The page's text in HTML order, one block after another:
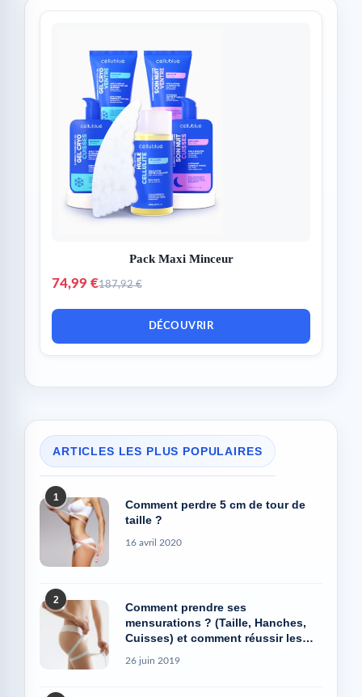
Pack Maxi Minceur
74,99 €187,92 €
DÉCOUVRIR
ARTICLES LES PLUS POPULAIRES
1
Comment perdre 5 cm de tour de
taille ?
16 avril 2020
2
Comment prendre ses
mensurations ? (Taille, Hanches,
Cuisses) et comment réussir les
26 juin 2019